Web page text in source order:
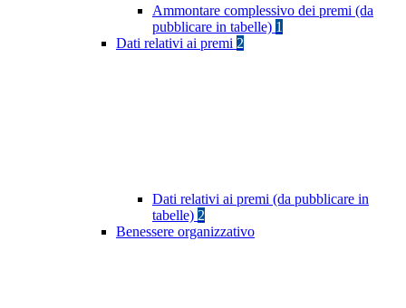
Ammontare complessivo dei premi (da
pubblicare in tabelle) 1
Dati relativi ai premi 2
Dati relativi ai premi (da pubblicare in
tabelle) 2
Benessere organizzativo